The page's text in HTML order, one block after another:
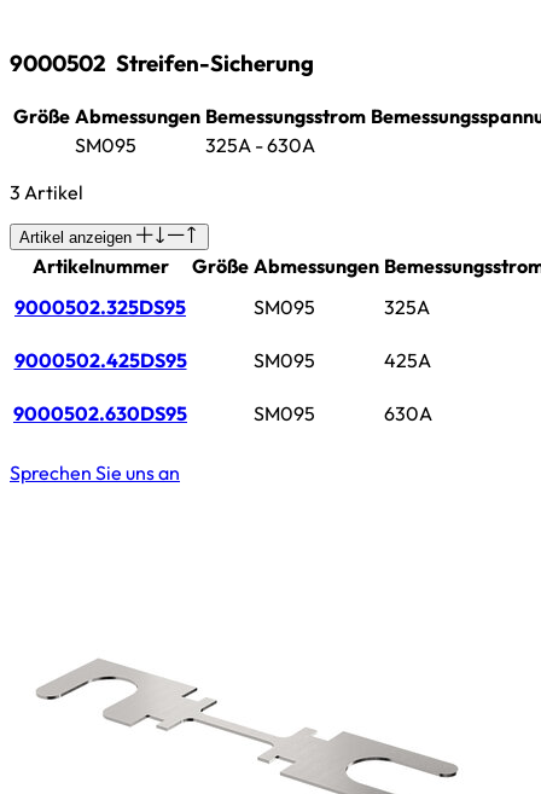
9000502 Streifen-Sicherung
Größe Abmessungen Bemessungsstrom
SM095
325A - 630A
3 Artikel
Artikel anzeigen
Artikelnummer Größe Abmessungen
9000502.325DS95
SM095 325A
9000502.425DS95 SM095 425A
9000502.630DS95 SM095 630A
Sprechen Sie uns an